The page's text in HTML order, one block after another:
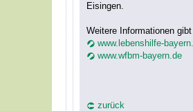
Eisingen.
Weitere Informationen
www.lebenshilfe-
www.wfbm-bayern.de
zurück